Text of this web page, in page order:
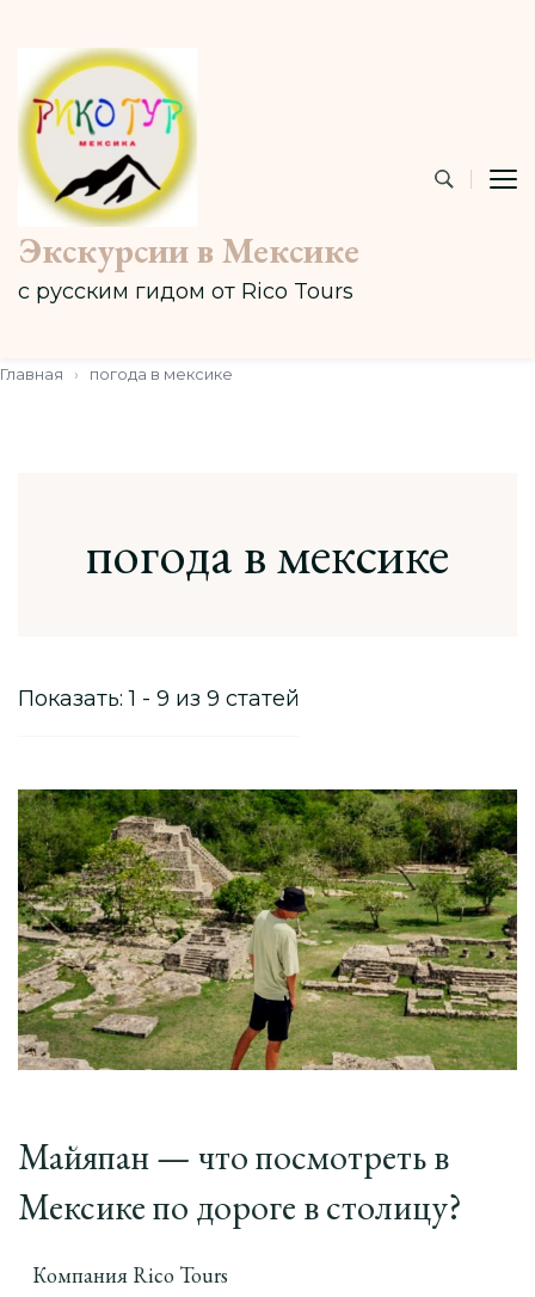
Экскурсии в Мексике
с русским гидом от Rico Tours
Главная › погода в мексике
погода в мексике
Показать: 1 - 9 из 9 статей
Майяпан — что посмотреть в
Мексике по дороге в столицу?
Компания Rico Tours